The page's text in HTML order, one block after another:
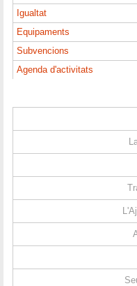
Igualtat
Equipaments
Subvencions
Agenda d'activitats